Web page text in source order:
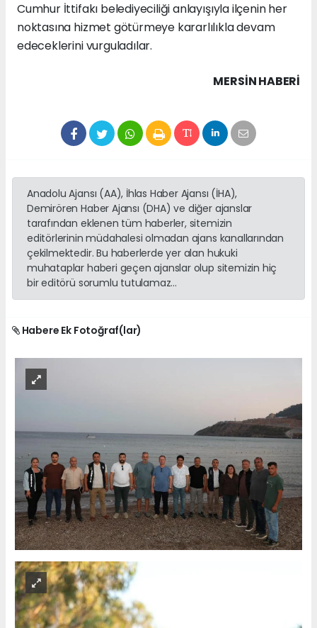
Cumhur İttifakı belediyeciliği anlayışıyla ilçenin her
noktasına hizmet götürmeye kararlılıkla devam
edeceklerini vurguladılar.
MERSIN HABERİ
Anadolu Ajansı (AA), İhlas Haber Ajansı (İHA),
Demirören Haber Ajansı (DHA) ve diğer ajanslar
tarafından eklenen tüm haberler, sitemizin
editörlerinin müdahalesi olmadan ajans kanallarından
çekilmektedir. Bu haberlerde yer alan hukuki
muhataplar haberi geçen ajanslar olup sitemizin hiç
bir editörü sorumlu tutulamaz...
Habere Ek Fotoğraf(lar)